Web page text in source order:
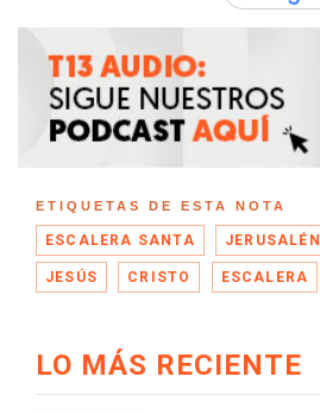
ETIQUETAS DE ESTA NOTA
ESCALERA SANTA JERUSALÉN
JESÚS CRISTO ESCALERA
LO MÁS RECIENTE